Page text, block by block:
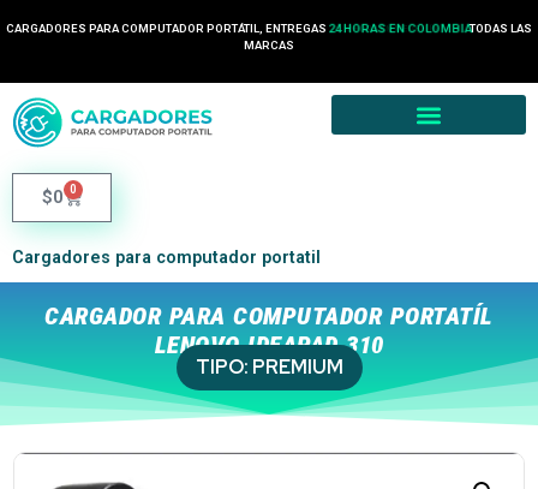
CARGADORES PARA COMPUTADOR PORTÁTIL, ENTREGAS 24 HORAS EN COLOMBIATODAS LAS
MARCAS
$0 0
Cargadores para computador portatil
CARGADOR PARA COMPUTADOR PORTATÍL
LENOVO IDEAPAD 310
TIPO: PREMIUM